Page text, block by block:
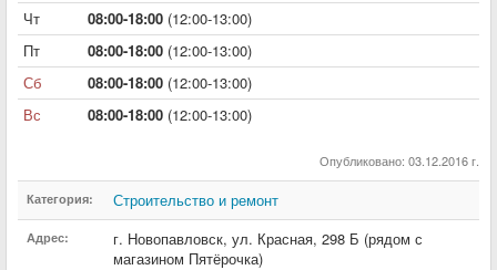
Чт
08:00-18:00 (12:00-13:00)
Пт
08:00-18:00 (12:00-13:00)
Сб
08:00-18:00 (12:00-13:00)
Вс
08:00-18:00 (12:00-13:00)
Опубликовано: 03.12.2016 г.
Категория: Строительство и ремонт
Адрес: г. Новопавловск, ул. Красная, 298 Б (рядом с
магазином Пятёрочка)